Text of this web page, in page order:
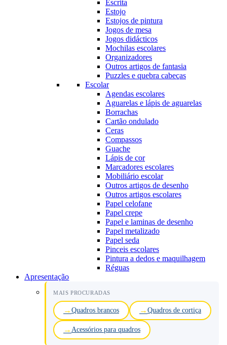
Escrita
Estojo
Estojos de pintura
Jogos de mesa
Jogos didácticos
Mochilas escolares
Organizadores
Outros artigos de fantasia
Puzzles e quebra cabeças
Escolar
Agendas escolares
Aguarelas e lápis de aguarelas
Borrachas
Cartão ondulado
Ceras
Compassos
Guache
Lápis de cor
Marcadores escolares
Mobiliário escolar
Outros artigos de desenho
Outros artigos escolares
Papel celofane
Papel crepe
Papel e laminas de desenho
Papel metalizado
Papel seda
Pinceis escolares
Pintura a dedos e maquilhagem
Réguas
Apresentação
MAIS PROCURADAS
Quadros brancos Quadros de cortiça
Acessórios para quadros